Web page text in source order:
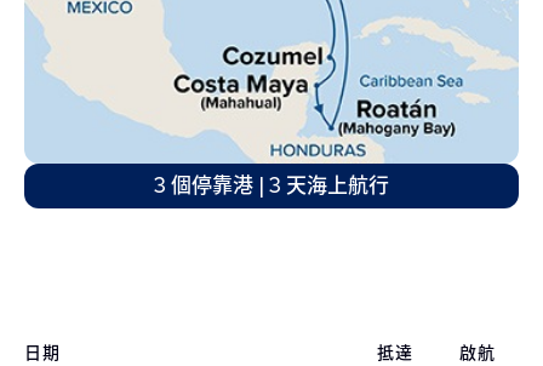
3 個停靠港 | 3 天海上航行
日期 抵達 啟航